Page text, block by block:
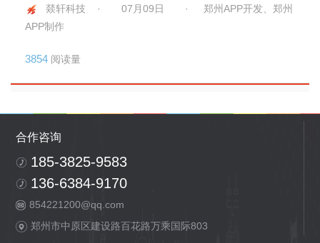
燚轩科技 · 07月09日 ·
郑州APP开发、郑州
APP制作
3854 阅读量
合作咨询
185-3825-9583
136-6384-9170
854221200@qq.com
郑州市中原区建设路百花路万乘国际803